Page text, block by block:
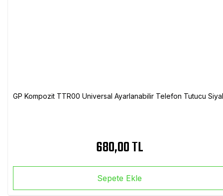
GP Kompozit TTR00 Universal Ayarlanabilir Telefon Tutucu
680,00 TL
Sepete Ekle